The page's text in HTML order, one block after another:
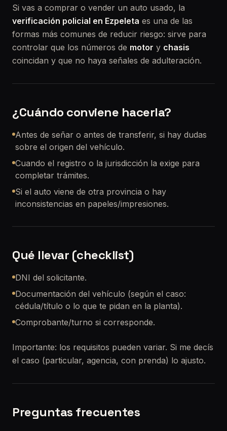
Si vas a comprar o vender un auto usado, la
verificación policial en Ezpeleta es una de las
formas más comunes de reducir riesgo: sirve para
controlar que los números de motor y chasis
coincidan y que no haya señales de adulteración.
¿Cuándo conviene hacerla?
Antes de señar o antes de transferir, si hay dudas
sobre el origen del vehículo.
Cuando el registro o la jurisdicción la exige para
completar trámites.
Si el auto viene de otra provincia o hay
inconsistencias en papeles/impresiones.
Qué llevar (checklist)
DNI del solicitante.
Documentación del vehículo (según el caso:
cédula/título o lo que te pidan en la planta).
Comprobante/turno si corresponde.
Importante: los requisitos pueden variar. Si me decís
el caso (particular, agencia, con prenda) lo ajusto.
Preguntas frecuentes